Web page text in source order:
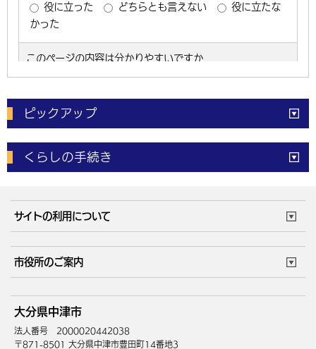
ピックアップ
電子申請 窓口の混雑状況
体育施設予約状況 ご意見・ご要望
くらしの手続き
成人・仕事
住まい・引越 ごみ・環境
健康・医療 障がい・福祉
高齢・介護
サイトの利用について
サイトマップ
市役所のご案内
庁舎地図 組織案内
中津市へのアクセス
大分県中津市
法人番号 2000020442038
〒871-8501 大分県中津市豊田町14番地3